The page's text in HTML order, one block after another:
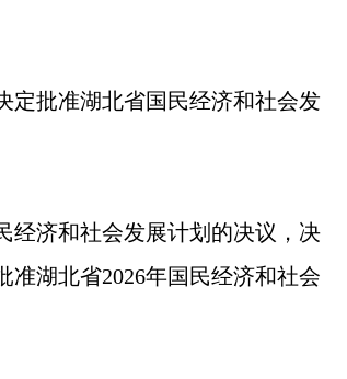
定批准湖北省国民经济和社会发
经济和社会发展计划的决议，决
准湖北省2026年国民经济和社会